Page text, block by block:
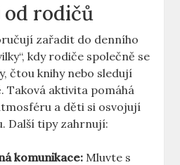
rodičů
zařadit do denního
kdy rodiče společně se
čtou knihy nebo sledují
Taková aktivita pomáhá
a děti si osvojují
Další tipy zahrnují:
komunikace: Mluvte s